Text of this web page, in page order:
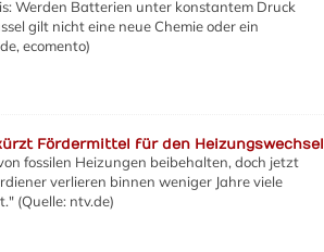
Werden Batterien unter konstantem Druck
gilt nicht eine neue Chemie oder ein
ecomento)
Fördermittel für den Heizungswechsel
fossilen Heizungen beibehalten, doch jetzt
verlieren binnen weniger Jahre viele
(Quelle: ntv.de)